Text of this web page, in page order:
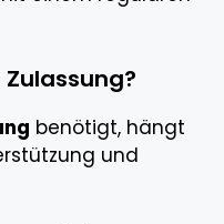
benötigt, hängt
und